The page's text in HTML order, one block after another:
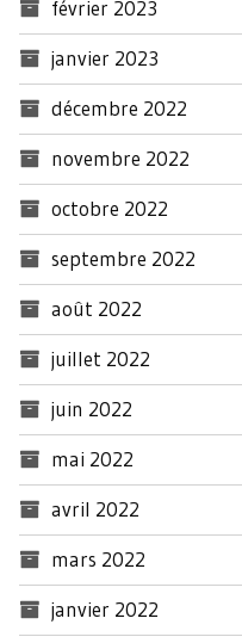
février 2023
janvier 2023
décembre 2022
novembre 2022
octobre 2022
septembre 2022
août 2022
juillet 2022
juin 2022
mai 2022
avril 2022
mars 2022
janvier 2022